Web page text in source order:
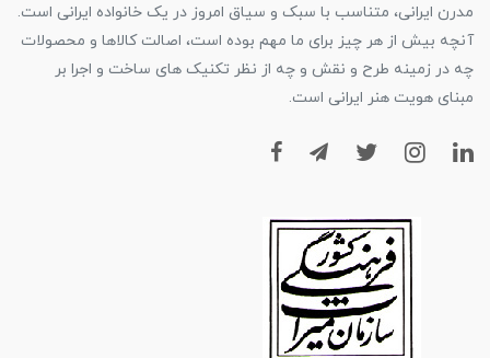
مدرن ایرانی، متناسب با سبک و سیاق امروز در یک خانواده ایرانی است.
آنچه بیش از هر چیز برای ما مهم بوده است، اصالت کالاها و محصولات
چه در زمینه طرح و نقش و چه از نظر تکنیک های ساخت و اجرا بر
مبنای هویت هنر ایرانی است.